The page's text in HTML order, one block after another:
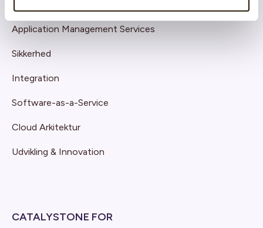
Application Management Services
Sikkerhed
Integration
Software-as-a-Service
Cloud Arkitektur
Udvikling & Innovation
CATALYSTONE FOR